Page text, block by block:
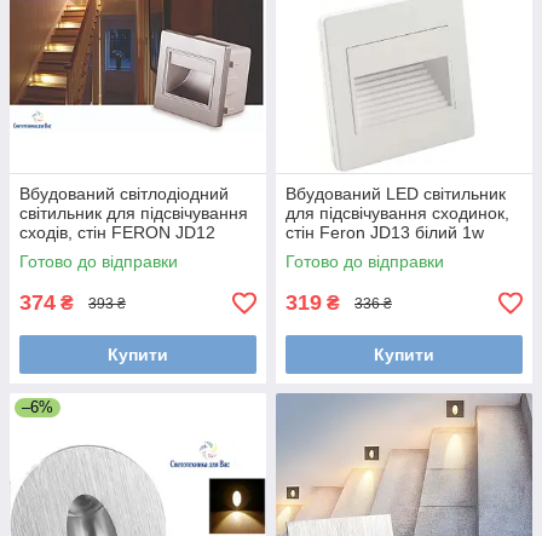
Довгий термін експлуатації: світлодіоди
характеризуються довгим терміном експлуатації, що
дає змогу зменшити витрати на заміну ламп і
забезпечує стабільне освітлення впродовж тривалого
Низькі тепловиділення: світлодіоди практично не
нагріваються, що гарантує безпеку та зручність
використання врізних світильників для підсвічування
сходинок.
розміри, що дає змогу встановити їх навіть в
обмеженому просторі та не порушувати дизайн
Вбудований світлодіодний
світильник для підсвічування
сходів, стін FERON JD12
срібло 2w 220V
Готово до відправки
374 ₴ 393 ₴
Купити
Вбудований LED світильник
для підсвічування сходинок,
стін Feron JD13 білий 1w
3000К, 80Lm, 86*86*40мм
Готово до відправки
319 ₴ 336 ₴
Купити
–6%